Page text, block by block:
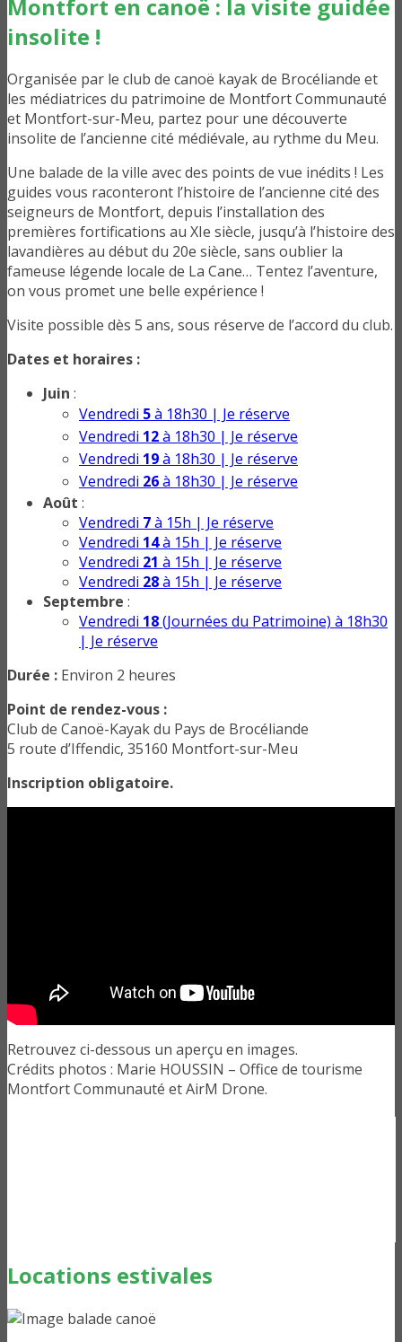
Montfort en canoë : la visite guidée
insolite !
Organisée par le club de canoë kayak de Brocéliande et
les médiatrices du patrimoine de Montfort Communauté
et Montfort-sur-Meu, partez pour une découverte
insolite de l’ancienne cité médiévale, au rythme du Meu.
Une balade de la ville avec des points de vue inédits ! Les
guides vous raconteront l’histoire de l’ancienne cité des
seigneurs de Montfort, depuis l’installation des
premières fortifications au XIe siècle, jusqu’à l’histoire des
lavandières au début du 20e siècle, sans oublier la
fameuse légende locale de La Cane… Tentez l’aventure,
on vous promet une belle expérience !
Visite possible dès 5 ans, sous réserve de l’accord du club.
Dates et horaires :
Juin :
Vendredi 5à 18h30 | Je réserve
Vendredi 12à 18h30 | Je réserve
Vendredi 19à 18h30 | Je réserve
Vendredi 26à 18h30 | Je réserve
Août :
Vendredi 7à 15h | Je réserve
Vendredi 14à 15h | Je réserve
Vendredi 21 à 15h | Je réserve
Vendredi 28à 15h | Je réserve
Septembre :
Vendredi 18(Journées du Patrimoine) à 18h30
| Je réserve
Durée : Environ 2 heures
Point de rendez-vous :
Club de Canoë-Kayak du Pays de Brocéliande
5 route d’Iffendic, 35160 Montfort-sur-Meu
Inscription obligatoire.
Retrouvez ci-dessous un aperçu en images.
Crédits photos : Marie HOUSSIN – Office de tourisme
Montfort Communauté et AirM Drone.
Locations estivales